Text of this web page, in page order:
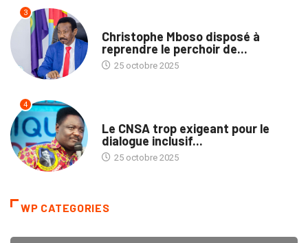
3
Christophe Mboso disposé à
reprendre le perchoir de...
25 octobre 2025
4
Le CNSA trop exigeant pour le
dialogue inclusif...
25 octobre 2025
WP CATEGORIES